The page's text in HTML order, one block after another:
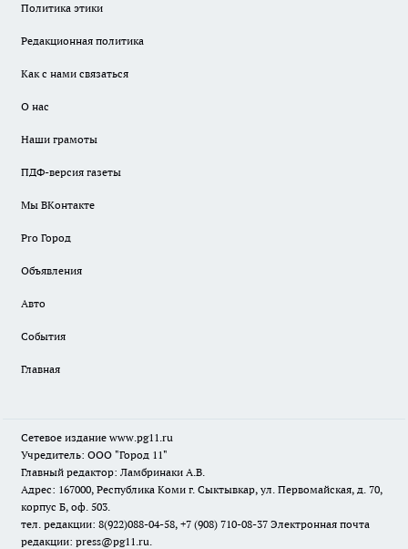
Политика этики
Редакционная политика
Как с нами связаться
О нас
Наши грамоты
ПДФ-версия газеты
Мы ВКонтакте
Pro Город
Объявления
Авто
События
Главная
Сетевое издание www.pg11.ru
Учредитель: ООО "Город 11"
Главный редактор: Ламбринаки А.В.
Адрес: 167000, Республика Коми г. Сыктывкар, ул. Первомайская, д. 70,
корпус Б, оф. 503.
тел. редакции: 8(922)088-04-58, +7 (908) 710-08-37 Электронная почта
редакции: press@pg11.ru.